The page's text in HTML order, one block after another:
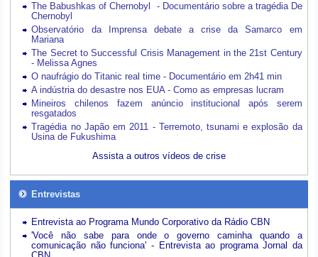
The Babushkas of Chernobyl - Documentário sobre a tragédia De
Chernobyl
Observatório da Imprensa debate a crise da Samarco em
Mariana
The Secret to Successful Crisis Management in the 21st Century
- Melissa Agnes
O naufrágio do Titanic real time - Documentário em 2h41 min
A indústria do desastre nos EUA - Como as empresas lucram
Mineiros chilenos fazem anúncio institucional após serem
resgatados
Tragédia no Japão em 2011 - Terremoto, tsunami e explosão da
Usina de Fukushima
Assista a outros vídeos de crise
Entrevistas
Entrevista ao Programa Mundo Corporativo da Rádio CBN
'Você não sabe para onde o governo caminha quando a
comunicação não funciona' - Entrevista ao programa Jornal da